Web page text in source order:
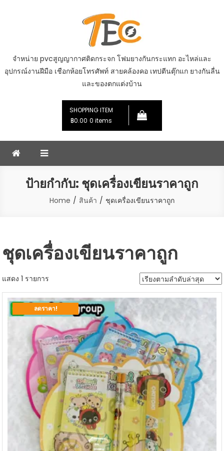
จำหน่าย pvcสูญญากาศติดกระจก โฟมยางกันกระแทก อะไหล่และ
อุปกรณ์งานฝีมือ เชือกห้อยโทรศัพท์ สายคล้องคอ เทปตีนตุ๊กแก ยางกันลื่น
และของตกแต่งบ้าน
SHOPPING ITEM
฿0.00 0 items
ป้ายกำกับ: ชุดเครื่องเขียนราคาถูก
Home สินค้า ชุดเครื่องเขียนราคาถูก
ชุดเครื่องเขียนราคาถูก
แสดง 1 รายการ
ลดราคา!